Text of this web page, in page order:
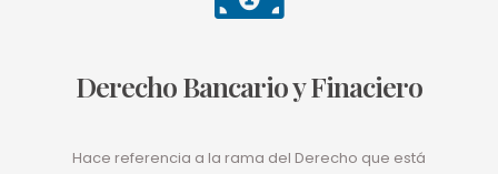
Derecho Bancario y Finaciero
Hace referencia a la rama del Derecho que está